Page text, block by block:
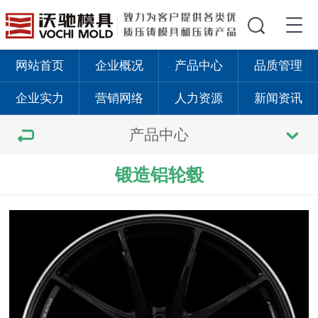
网站首页 企业概况 产品中心 品质管理
企业实力 营销网络 人力资源 新闻资讯
产品中心
锻造铝轮毂